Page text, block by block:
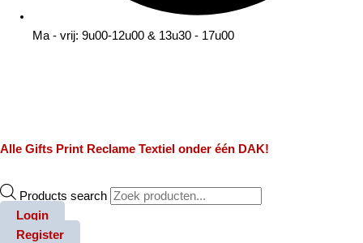
Ma - vrij: 9u00-12u00 & 13u30 - 17u00
Alle Gifts Print Reclame Textiel onder één DAK!
Products search
Login
Register